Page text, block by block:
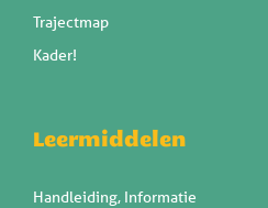
Trajectmap
Kader!
Leermiddelen
Handleiding, Informatie